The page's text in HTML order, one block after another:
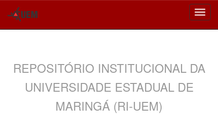
REPOSITÓRIO INSTITUCIONAL DA
UNIVERSIDADE ESTADUAL DE
MARINGÁ (RI-UEM)